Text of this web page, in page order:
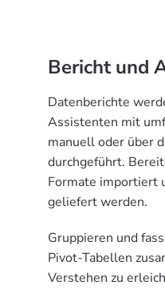
Bericht und
Datenberichte
Assistenten mit
manuell oder über
durchgeführt.
Formate importiert
geliefert werden.
Gruppieren und
Pivot-Tabellen
Verstehen zu